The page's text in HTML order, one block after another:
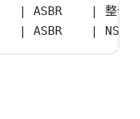
| 整个 AS
ASBR    | NSSA